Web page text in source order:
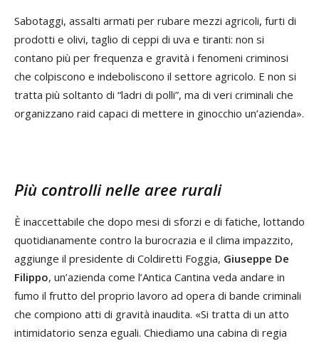
Sabotaggi, assalti armati per rubare mezzi agricoli, furti di
prodotti e olivi, taglio di ceppi di uva e tiranti: non si
contano più per frequenza e gravità i fenomeni criminosi
che colpiscono e indeboliscono il settore agricolo. E non si
tratta più soltanto di “ladri di polli”, ma di veri criminali che
organizzano raid capaci di mettere in ginocchio un’azienda».
Più controlli nelle aree rurali
È inaccettabile che dopo mesi di sforzi e di fatiche, lottando
quotidianamente contro la burocrazia e il clima impazzito,
aggiunge il presidente di Coldiretti Foggia, Giuseppe De
Filippo, un’azienda come l’Antica Cantina veda andare in
fumo il frutto del proprio lavoro ad opera di bande criminali
che compiono atti di gravità inaudita. «Si tratta di un atto
intimidatorio senza eguali. Chiediamo una cabina di regia